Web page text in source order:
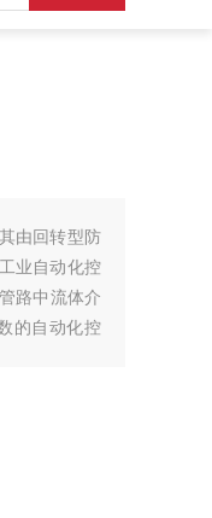
由回转型防
业自动化控
路中流体介
的自动化控